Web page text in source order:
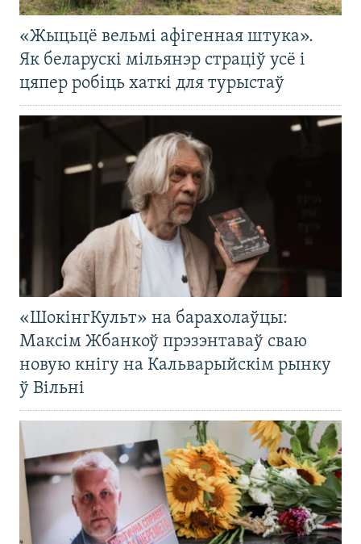
«Жыцьцё вельмі афігенная штука».
Як беларускі мільянэр страціў усё і
цяпер робіць хаткі для турыстаў
«ШокінгКульт» на барахолаўцы:
Максім Жбанкоў прэзэнтаваў сваю
новую кнігу на Кальварыйскім рынку
ў Вільні